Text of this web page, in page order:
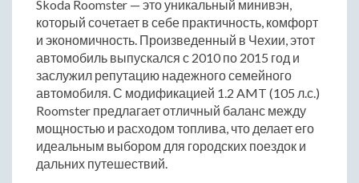
Skoda Roomster — это уникальный минивэн,
который сочетает в себе практичность, комфорт
и экономичность. Произведенный в Чехии, этот
автомобиль выпускался с 2010 по 2015 год и
заслужил репутацию надежного семейного
автомобиля. С модификацией 1.2 AMT (105 л.с.)
Roomster предлагает отличный баланс между
мощностью и расходом топлива, что делает его
идеальным выбором для городских поездок и
дальних путешествий.